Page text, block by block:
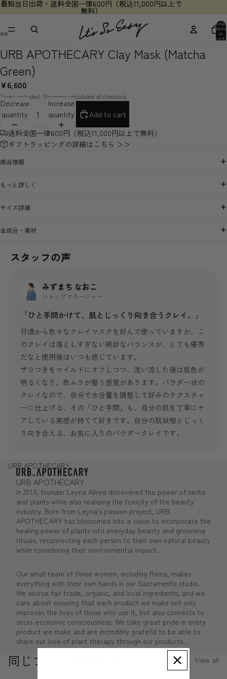
最短当日出荷・送料全国一律600円（税込11,000円以上で
無料）
最短当日出荷・送料全国一律600円（税込11,000円以上で
無料）
Total
items
in
cart:
0
URB APOTHECARY Clay Mask (Matcha
Green)
¥6,600
Taxes included. Shipping calculated at checkout.
Decrease
quantity
Increase
quantity
Add to cart
送料全国一律600円（税込11,000円以上で無料）
ギフトラッピングの詳細はこちら ＞＞
商品情報
もっと詳しく
サイズ詳細
全成分・素材
スタッフの声
みずまち なおこ
ショップマネージャー
「ひと手間かけて、肌とじっくり向き合うクレイ。」
日頃から色々なクレイマスクを好んで使っていますが、こ
のクレイは落としすぎない絶妙なバランスが、とても優秀
だなと使用後はいつも感じています。
ザラつきをマイルドにオフしつつ、洗い流した後は肌色が
明るくなり、色ムラが整う感覚があります。パウダー状の
クレイなので、自分で水分量を調整して好みのテクスチャ
ーに仕上げる、その「ひと手間」も、自分の肌を丁寧にケ
アしている実感が持てて好きです。自分の肌状態とじっく
り向き合える、お気に入りのパウダークレイです。
URB APOTHECARY
URB APOTHECARY
In 2013, founder Leyna Allred discovered the power of herbs
and plants while also realizing the toxicity of the beauty
industry. Born from Leyna's passion project, URB
APOTHECARY has blossomed into a vision to incorporate the
healing power of plants into everyday beauty and grooming
rituals, reconnecting each person to their own natural beauty
while considering their environmental impact.
Our small team of three women, including Reina, makes
everything with their own hands in our Sacramento studio.
We source fair trade, organic, and local ingredients, and we
care about ensuring that each product we make not only
improves the lives of those who use it, but also connects to
socio-economic consciousness. We take great pride in every
product we make and are incredibly grateful to be able to
share our love of plant therapy through our products.
同じブランドの商品 View all